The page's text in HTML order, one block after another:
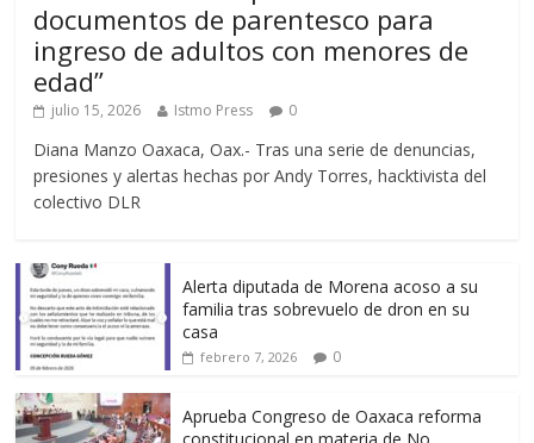
documentos de parentesco para
ingreso de adultos con menores de
edad”
julio 15, 2026 Istmo Press 0
Diana Manzo Oaxaca, Oax.- Tras una serie de denuncias,
presiones y alertas hechas por Andy Torres, hacktivista del
colectivo DLR
Alerta diputada de Morena acoso a su
familia tras sobrevuelo de dron en su
casa
febrero 7, 2026 0
Aprueba Congreso de Oaxaca reforma